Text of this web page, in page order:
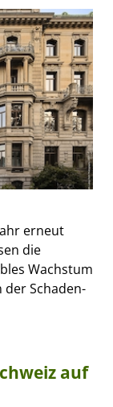
erneut
die
Wachstum
Schaden-
auf